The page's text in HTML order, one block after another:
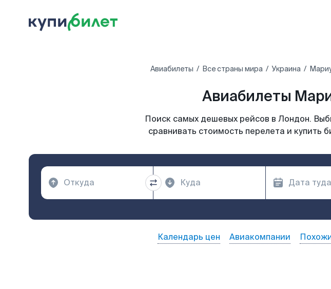
Авиабилеты Все страны мира Украина
Авиабилеты
Поиск самых дешевых рейсов в Лондон.
сравнивать стоимость перелета и купить
Календарь цен Авиакомпании